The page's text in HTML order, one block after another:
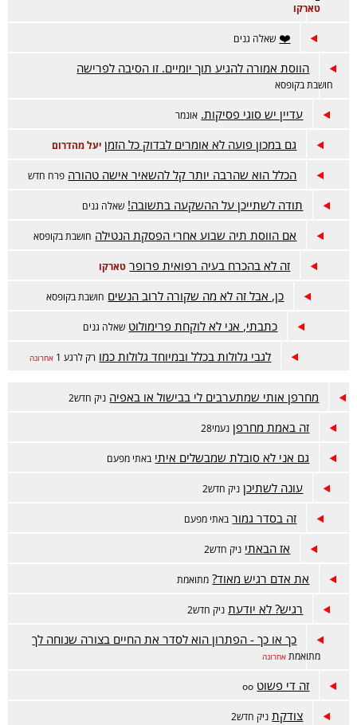
טארקו
❤️ שאלה גנים
הווסת אמורה להגיע תוך יומיים. זו הסיבה לפרישה
חושבת בקופסא
עדיין יש סוגי פסיקות. אונמר
גם במכון פועה לא אומרים לבדוק כל הזמן יעל מהדרום
הכלל הוא שהרבה יותר קל להשאיר אישה טהורה פרח חדש
תודה לשתייכן על ההשקעה בתשובה! שאלה גנים
אם הווסת תיה שבוע אחרי הפסקת הנטילה חושבת בקופסא
זה לא בהכרח בעיה רפואית פרופר טארקו
כן, אבל זה לא מה שקורה לרוב הנשים חושבת בקופסא
כתבתי, אני לא לוקחת פרימולוט שאלה גנים
לגבי גלולות בכלל ובמיוחד גלולות כמו רק לרגע 1 אחרונה
מחרפן אותי שמתערבים לי בבישול או באפיה ניק חדש2
זה באמת מחרפן נעמי28
גם אני לא סובלת שמבשלים איתי באתי מפעם
עונה לשתיכן ניק חדש2
זה בסדר גמור באתי מפעם
אז הבאתי ניק חדש2
את אדם רגיש מאוד? מתואמת
רגיש? לא יודעת ניק חדש2
כך או כך - הפתרון הוא לסדר את החיים בצורה שנוחה לך
מתואמת אחרונה
זה די פשוט oo
צודקת ניק חדש2